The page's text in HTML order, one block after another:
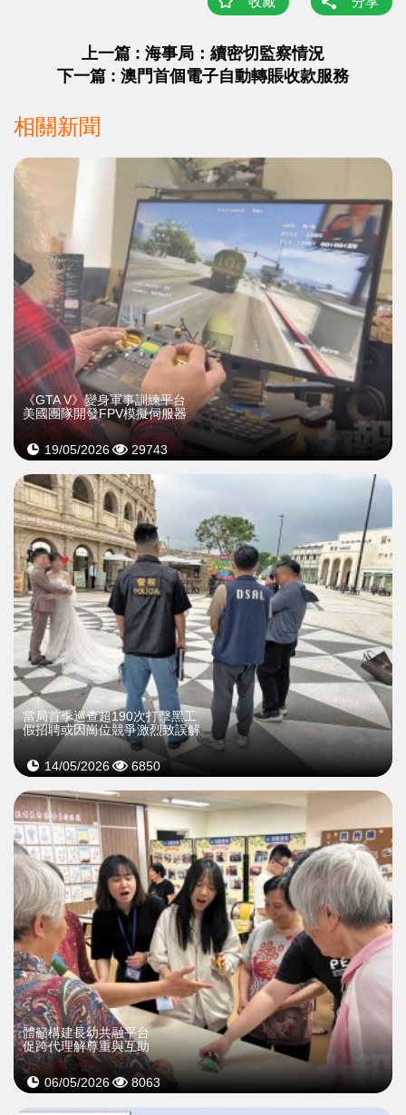
上一篇 : 海事局：續密切監察情況
下一篇 : 澳門首個電子自動轉賬收款服務
相關新聞
《GTA V》變身軍事訓練平台
美國團隊開發FPV模擬伺服器
19/05/2026 29743
當局首季巡查超190次打擊黑工
假招聘或因崗位競爭激烈致誤解
14/05/2026 6850
體籲構建長幼共融平台
促跨代理解尊重與互助
06/05/2026 8063